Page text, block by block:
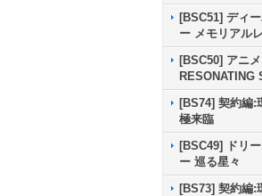
[BSC51] ディ
ー メモリアル
[BSC50] アニ
RESONATING
[BS74] 契約編:
極来臨
[BSC49] ドリ
ー 巡る星々
[BS73] 契約編: